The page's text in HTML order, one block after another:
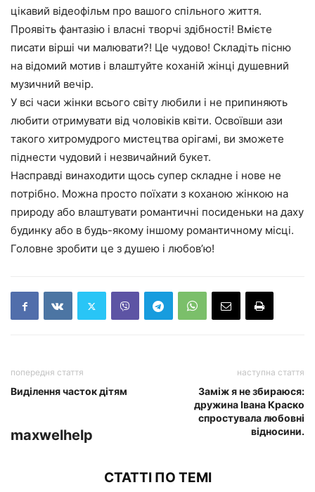
цікавий відеофільм про вашого спільного життя.
Проявіть фантазію і власні творчі здібності! Вмієте
писати вірші чи малювати?! Це чудово! Складіть пісню
на відомий мотив і влаштуйте коханій жінці душевний
музичний вечір.
У всі часи жінки всього світу любили і не припиняють
любити отримувати від чоловіків квіти. Освоївши ази
такого хитромудрого мистецтва орігамі, ви зможете
піднести чудовий і незвичайний букет.
Насправді винаходити щось супер складне і нове не
потрібно. Можна просто поїхати з коханою жінкою на
природу або влаштувати романтичні посиденьки на даху
будинку або в будь-якому іншому романтичному місці.
Головне зробити це з душею і любов’ю!
попередня стаття
Виділення часток дітям
наступна стаття
Заміж я не збираюся:
дружина Івана Краско
спростувала любовні
відносини.
maxwelhelp
СТАТТІ ПО ТЕМІ